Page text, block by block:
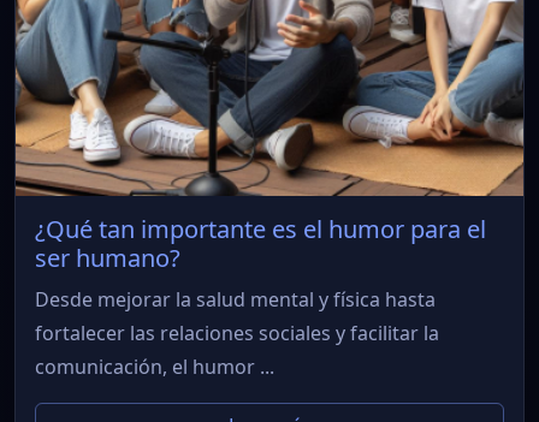
¿Qué tan importante es el humor para el
ser humano?
Desde mejorar la salud mental y física hasta
fortalecer las relaciones sociales y facilitar la
comunicación, el humor ...